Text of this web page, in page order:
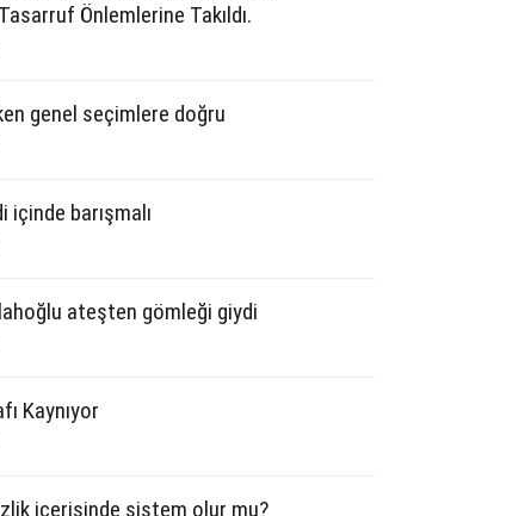
Önlemlerine Takıldı.
genel seçimlere doğru
içinde barışmalı
ateşten gömleği giydi
Kaynıyor
içerisinde sistem olur mu?